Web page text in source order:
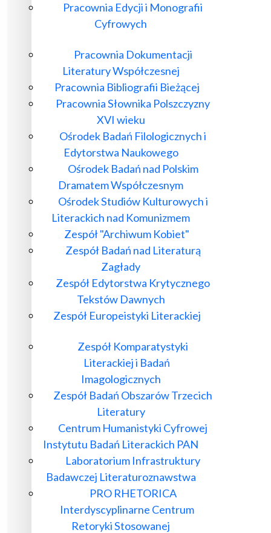
Pracownia Edycji i Monografii
Cyfrowych
Pracownia Dokumentacji
Literatury Współczesnej
Pracownia Bibliografii Bieżącej
Pracownia Słownika Polszczyzny
XVI wieku
Ośrodek Badań Filologicznych i
Edytorstwa Naukowego
Ośrodek Badań nad Polskim
Dramatem Współczesnym
Ośrodek Studiów Kulturowych i
Literackich nad Komunizmem
Zespół "Archiwum Kobiet"
Zespół Badań nad Literaturą
Zagłady
Zespół Edytorstwa Krytycznego
Tekstów Dawnych
Zespół Europeistyki Literackiej
Zespół Komparatystyki
Literackiej i Badań
Imagologicznych
Zespół Badań Obszarów Trzecich
Literatury
Centrum Humanistyki Cyfrowej
Instytutu Badań Literackich PAN
Laboratorium Infrastruktury
Badawczej Literaturoznawstwa
PRO RHETORICA
Interdyscyplinarne Centrum
Retoryki Stosowanej